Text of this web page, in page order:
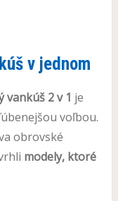
v jednom
vankúš 2 v 1 je
voľbou.
obrovské
modely, ktoré